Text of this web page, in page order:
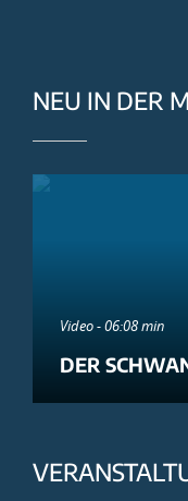
NEU IN DER
Video - 06:08 min
DER